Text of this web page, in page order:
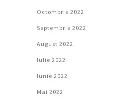
Octombrie 2022
Septembrie 2022
August 2022
Iulie 2022
Iunie 2022
Mai 2022